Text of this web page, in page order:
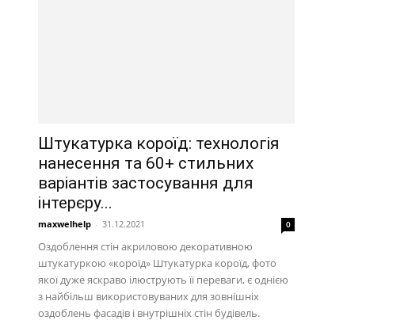
Штукатурка короїд: технологія
нанесення та 60+ стильних
варіантів застосування для
інтерєру...
maxwelhelp - 31.12.2021 0
Оздоблення стін акриловою декоративною
штукатуркою «короїд» Штукатурка короїд, фото
якої дуже яскраво ілюструють її переваги, є однією
з найбільш використовуваних для зовнішніх
оздоблень фасадів і внутрішніх стін будівель.